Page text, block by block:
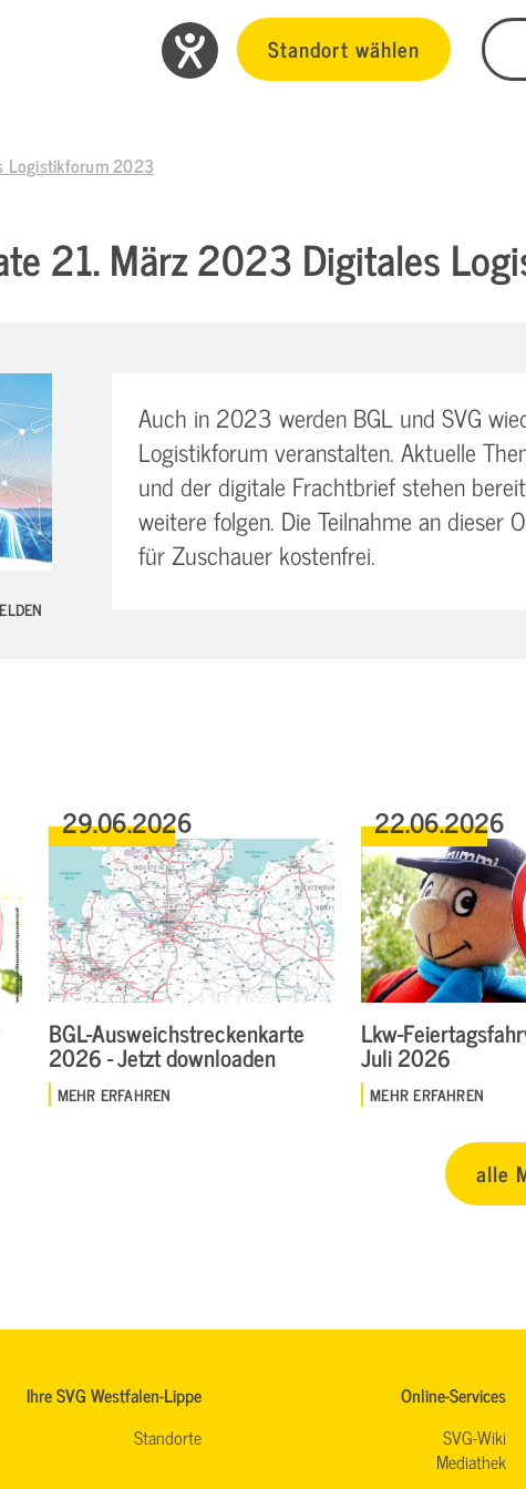
Standort wählen
Logistikforum 2023
21. März 2023 Digitales
Auch in 2023 werden BGL und SVG
Logistikforum veranstalten. Aktuelle
und der digitale Frachtbrief stehen
weitere folgen. Die Teilnahme an dieser
für Zuschauer kostenfrei.
29.06.2026
BGL-Ausweichstreckenkarte
2026 - Jetzt downloaden
MEHR ERFAHREN
22.06.2026
Lkw-
Juli 2026
MEHR ERFAHREN
alle
Ihre SVG Westfalen-Lippe
Standorte
Online-Services
SVG-Wiki
Mediathek